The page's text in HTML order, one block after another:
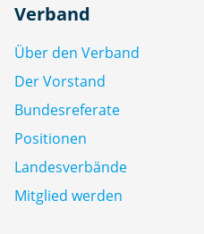
Verband
Über den Verband
Der Vorstand
Bundesreferate
Positionen
Landesverbände
Mitglied werden